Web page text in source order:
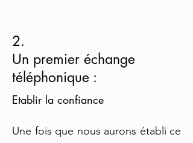
2.
Un premier échange
téléphonique :
Etablir la confiance
Une fois que nous aurons établi ce